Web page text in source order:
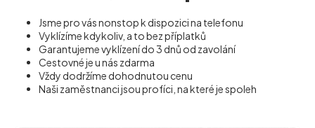
Jsme pro vás nonstop k dispozici na telefonu
Vyklízíme kdykoliv, a to bez příplatků
Garantujeme vyklízení do 3 dnů od zavolání
Cestovné je u nás zdarma
Vždy dodržíme dohodnutou cenu
Naši zaměstnanci jsou profíci, na které je spoleh